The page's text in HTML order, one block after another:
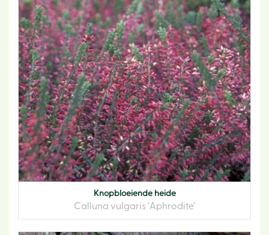
Knopbloeiende heide
Calluna vulgaris 'Aphrodite'